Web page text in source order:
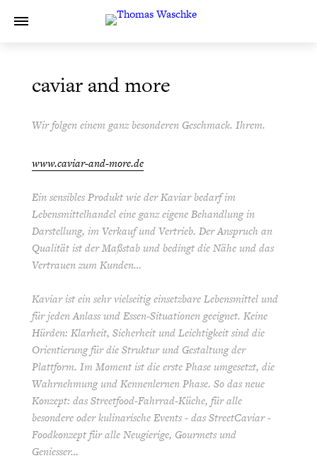
caviar and more
Wir folgen einem ganz besonderen Geschmack. Ihrem.
www.caviar-and-more.de
Ein sensibles Produkt wie der Kaviar bedarf im
Lebensmittelhandel eine ganz eigene Behandlung in
Darstellung, im Verkauf und Vertrieb. Der Anspruch an
Qualität ist der Maßstab und bedingt die Nähe und das
Vertrauen zum Kunden…
Kaviar ist ein sehr vielseitig einsetzbare Lebensmittel und
für jeden Anlass und Essen-Situationen geeignet. Keine
Hürden: Klarheit, Sicherheit und Leichtigkeit sind die
Orientierung für die Struktur und Gestaltung der
Plattform. Im Moment ist die erste Phase umgesetzt, die
Wahrnehmung und Kennenlernen Phase. So das neue
Konzept: das Streetfood-Fahrrad-Küche, für alle
besondere oder kulinarische Events - das StreetCaviar -
Foodkonzept für alle Neugierige, Gourmets und
Geniesser…